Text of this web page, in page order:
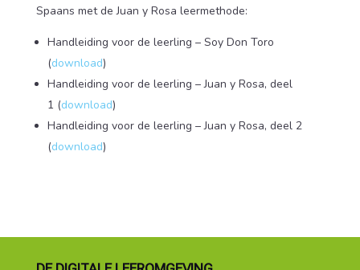
Spaans met de Juan y Rosa leermethode:
Handleiding voor de leerling – Soy Don Toro
(download)
Handleiding voor de leerling – Juan y Rosa, deel
1 (download)
Handleiding voor de leerling – Juan y Rosa, deel 2
(download)